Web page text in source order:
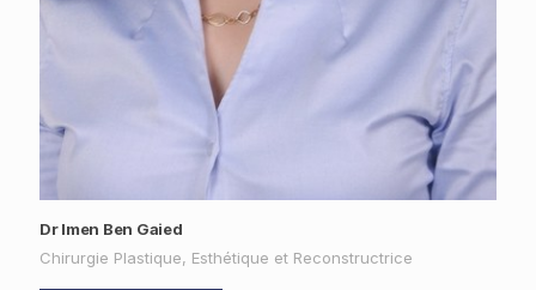
Dr Imen Ben Gaied
Chirurgie Plastique, Esthétique et Reconstructrice